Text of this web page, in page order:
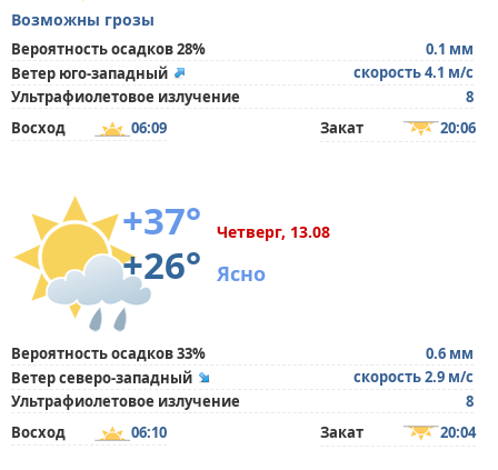
Возможны грозы
Вероятность осадков 28%
0.1 мм
Ветер юго-западный
скорость 4.1 м/с
Ультрафиолетовое излучение
8
Восход
06:09 Закат 20:06
+37°
+26°
Четверг, 13.08
Ясно
Вероятность осадков 33%
0.6 мм
Ветер северо-западный
скорость 2.9 м/с
Ультрафиолетовое излучение
8
Восход
06:10 Закат 20:04